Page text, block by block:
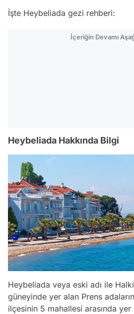
İşte Heybeliada gezi rehberi:
İçeriğin Devamı
Heybeliada Hakkında Bilgi
Heybeliada veya eski adı ile
güneyinde yer alan Prens
ilçesinin 5 mahallesi arasında